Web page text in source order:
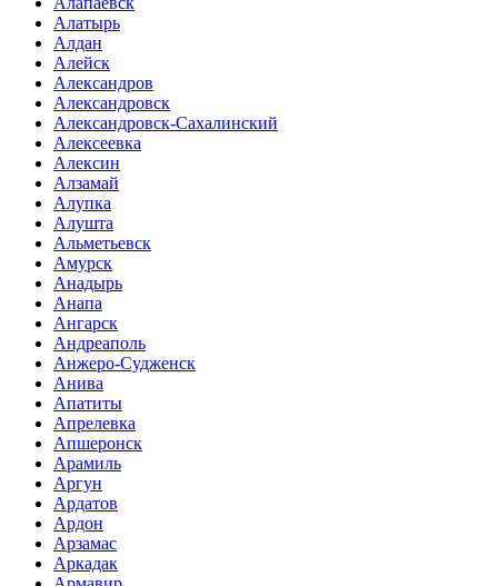
Алатырь
Алдан
Алейск
Александров
Александровск
Александровск-Сахалинский
Алексеевка
Алексин
Алзамай
Алупка
Алушта
Альметьевск
Амурск
Анадырь
Анапа
Ангарск
Андреаполь
Анжеро-Судженск
Анива
Апатиты
Апрелевка
Апшеронск
Арамиль
Аргун
Ардатов
Ардон
Арзамас
Аркадак